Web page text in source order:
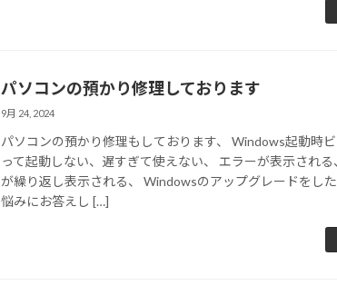
パソコンの預かり修理しております
9月 24, 2024
パソコンの預かり修理もしております、 Windows起動時
って起動しない、遅すぎて使えない、 エラーが表示され
が繰り返し表示される、 Windowsのアップグレードをし
悩みにお答えし […]